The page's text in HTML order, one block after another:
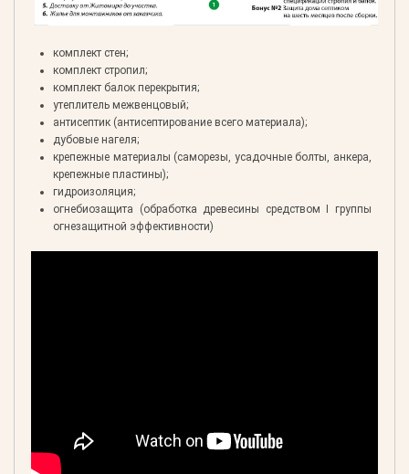
комплект стен;
комплект стропил;
комплект балок перекрытия;
утеплитель межвенцовый;
антисептик (антисептирование всего материала);
дубовые нагеля;
крепежные материалы (саморезы, усадочные болты, анкера,
крепежные пластины);
гидроизоляция;
огнебиозащита (обработка древесины средством I группы
огнезащитной эффективности)